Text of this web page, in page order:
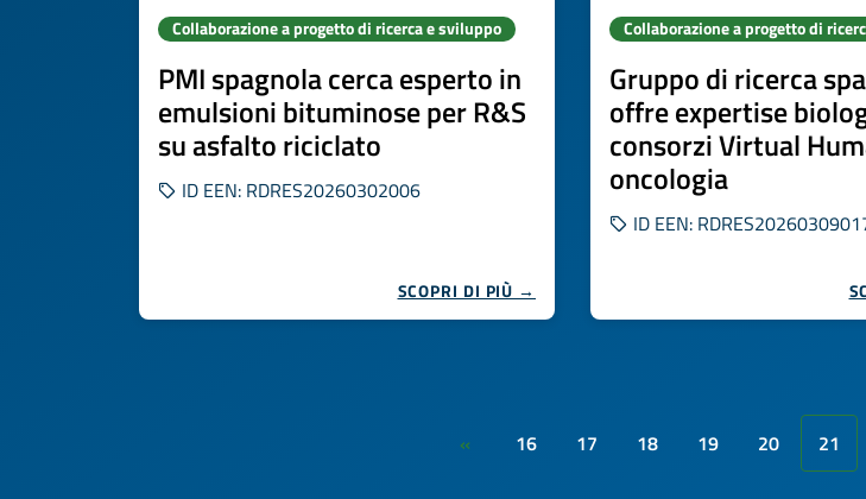
Collaborazione a progetto di ricerca e sviluppo
PMI spagnola cerca esperto in
emulsioni bituminose per R&S
su asfalto riciclato
ID EEN: RDRES20260302006
SCOPRI DI PIÙ →
Collaborazione a progetto di
Gruppo di ricerca
offre expertise
consorzi Virtual
oncologia
ID EEN:
« 16 17 18 19 20 21